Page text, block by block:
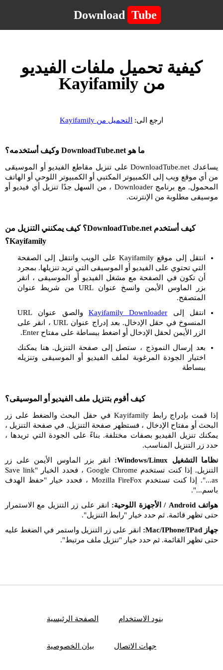
Download Tube
كيفية تحميل ملفات الفيديو
من Kayifamily
ارجع الى: التحميل من Kayifamily
ما هو DownloadTube.net وكيف أستخدمه؟
يساعدك DownloadTube.net على تنزيل مقاطع الفيديو أو الموسيقى
من أي موقع ويب إلى الكمبيوتر المكتبي أو الكمبيوتر اللوحي أو الهاتف
المحمول. مع برنامج Downloader ، من السهل جدًا تنزيل أي فيديو أو
موسيقى مطلوبة من الإنترنت.
كيف أستخدم DownloadTube.net؟ كيف يمكنني التنزيل من
Kayifamily؟
انتقل إلى موقع Kayifamily على الويب وانتقل إلى الصفحة
التي تحتوي على الفيديو أو الموسيقى التي تريد تنزيلها. بمجرد
أن تكون في الصفحة مع مشغل الفيديو أو الموسيقى ، انقر
بزر الماوس الأيمن وانسخ عنوان URL من شريط عنوان
المتصفح.
انتقل إلى Kayifamily Downloader
والصق عنوان URL
المنسوخ في حقل الإدخال. بعد إدراج عنوان URL ، انقر على
الزر الأيمن لحقل الإدخال أو اضغط ببساطة على مفتاح Enter.
بعد إرسال النموذج ، ستصل إلى صفحة التنزيل. هنا يمكنك
اختيار الجودة المرغوبة لملف الفيديو أو الموسيقى وتنزيله
ببساطة
كيف أقوم بتنزيل ملف الفيديو أو الموسيقى؟
إذا قمت بإدراج رابط Kayifamily في حقل البحث والضغط على زر
البحث أو مفتاح الإدخال ، فستظهر صفحة التنزيل. في صفحة التنزيل ،
يمكنك تنزيل الفيديو بصفات مختلفة. بناءً على الجودة التي تريدها ،
حدد زر التنزيل المناسب.
نظاما التشغيل Windows/Linux:
انقر بزر الماوس الأيمن على زر
التنزيل. إذا كنت تستخدم Google Chrome ، فحدد الخيار "Save link
as...". إذا كنت تستخدم Mozilla FireFox ، فحدد خيار "حفظ الهدف
باسم...".
هواتف Android / الأجهزة اللوحية:
انقر على زر التنزيل مع الاستمرار
حتى تظهر قائمة. ثم حدد خيار "رابط التنزيل".
جهاز Mac/IPhone/IPad:
انقر على زر التنزيل واستمر في الضغط عليه
حتى تظهر القائمة. ثم حدد خيار "تنزيل ملف مرتبط".
الصفحة الرئيسية بنود الاستخدام
بيان الخصوصية جهات الاتصال